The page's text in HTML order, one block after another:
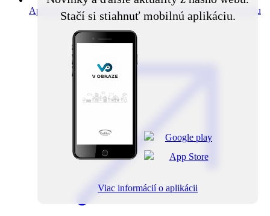
Aplikácia V obraze Novinky z obce priamo do vášho mobilu
Stačí si stiahnuť mobilnú aplikáciu.
Viac informácií o aplikácii